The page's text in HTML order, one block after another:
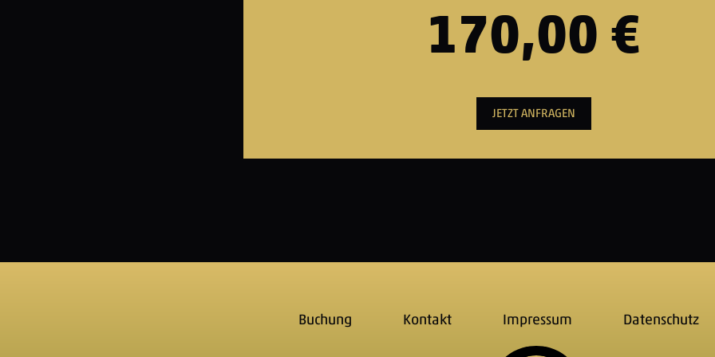
170,00 €
JETZT ANFRAGEN
Buchung Kontakt Impressum Datenschutz